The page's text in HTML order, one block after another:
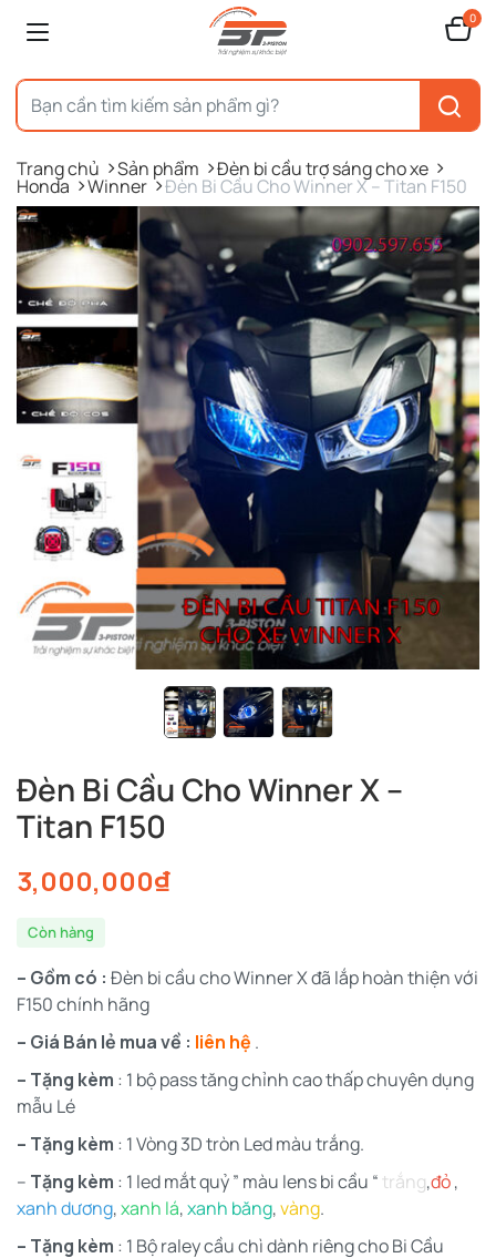
0
Trang chủ Sản phẩm Đèn bi cầu trợ sáng cho xe
Honda Winner Đèn Bi Cầu Cho Winner X – Titan F150
Đèn Bi Cầu Cho Winner X –
Titan F150
3,000,000₫
Còn hàng
– Gồm có : Đèn bi cầu cho Winner X đã lắp hoàn thiện với
F150 chính hãng
– Giá Bán lẻ mua về : liên hệ .
– Tặng kèm : 1 bộ pass tăng chỉnh cao thấp chuyên dụng
mẫu Lé
– Tặng kèm : 1 Vòng 3D tròn Led màu trắng.
– Tặng kèm : 1 led mắt quỷ ” màu lens bi cầu “ trắng,đỏ,
xanh dương,xanh lá,xanh băng,vàng.
– Tặng kèm : 1 Bộ raley cầu chì dành riêng cho Bi Cầu